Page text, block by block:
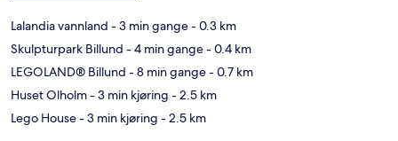
Lalandia vannland - 3 min gange- 0.3 km
Skulpturpark Billund - 4 min gange- 0.4 km
LEGOLAND® Billund - 8 min gange- 0.7 km
Huset Olholm- 3 min kjøring - 2.5 km
Lego House- 3 min kjøring - 2.5 km